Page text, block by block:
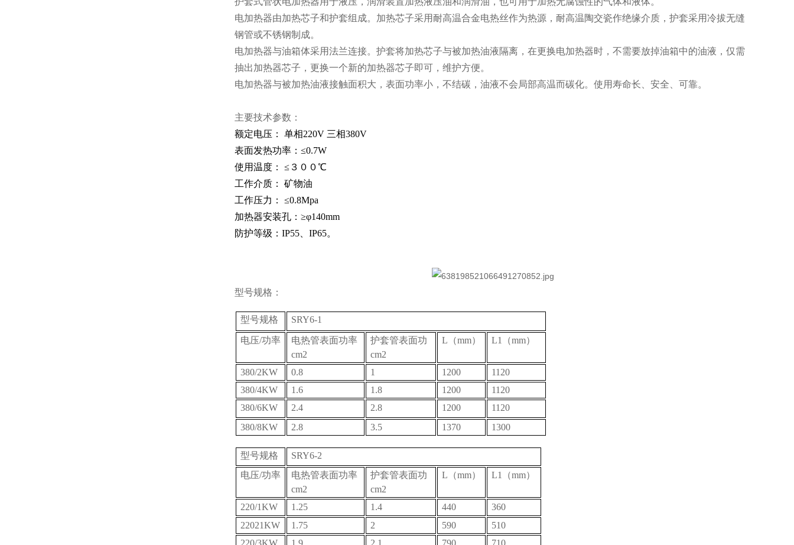
电加热器由加热芯子和护套组成。加热芯子采用耐高温合金电热丝作为热源，耐高温陶交瓷作绝缘介质，护套采用冷拔无缝
钢管或不锈钢制成。
电加热器与油箱体采用法兰连接。护套将加热芯子与被加热油液隔离，在更换电加热器时，不需要放掉油箱中的油液，仅需
抽出加热器芯子，更换一个新的加热器芯子即可，维护方便。
电加热器与被加热油液接触面积大，表面功率小，不结碳，油液不会局部高温而碳化。使用寿命长、安全、可靠。
主要技术参数：
额定电压： 单相220V 三相380V
表面发热功率：≤0.7W
使用温度： ≤３００℃
工作介质： 矿物油
工作压力： ≤0.8Mpa
加热器安装孔：≥φ140mm
防护等级：IP55、IP65。
型号规格：
型号规格 SRY6-1
电压/功率
电热管表面功率
cm2
护套管表面功
cm2
L（mm） L1（mm）
380/2KW 0.8 1 1200
1120
380/4KW
1.6 1.8 1200
1120
380/6KW
2.4 2.8 1200
1120
380/8KW
2.8 3.5 1370 1300
型号规格
SRY6-2
电压/功率
电热管表面功率
cm2
护套管表面功
cm2
L（mm） L1（mm）
220/1KW 1.25 1.4 440
360
22021KW
1.75 2 590
510
220/3KW
1.9 2.1 790 710